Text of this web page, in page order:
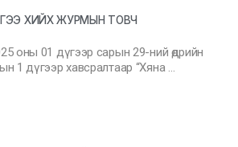
ХИЙХ ЖУРМЫН ТОВЧ
оны 01 дүгээр сарын 29-ний өдрийн
1 дүгээр хавсралтаар “Хяна …